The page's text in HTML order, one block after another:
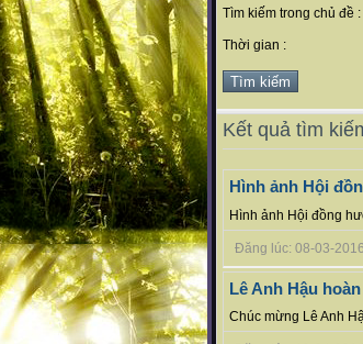
Tìm kiếm trong chủ đề :
Thời gian :
Kết quả tìm
Hình ảnh Hội
Hình ảnh Hội đồng
Đăng lúc: 08-03-
Lê Anh Hậu
Chúc mừng Lê Anh